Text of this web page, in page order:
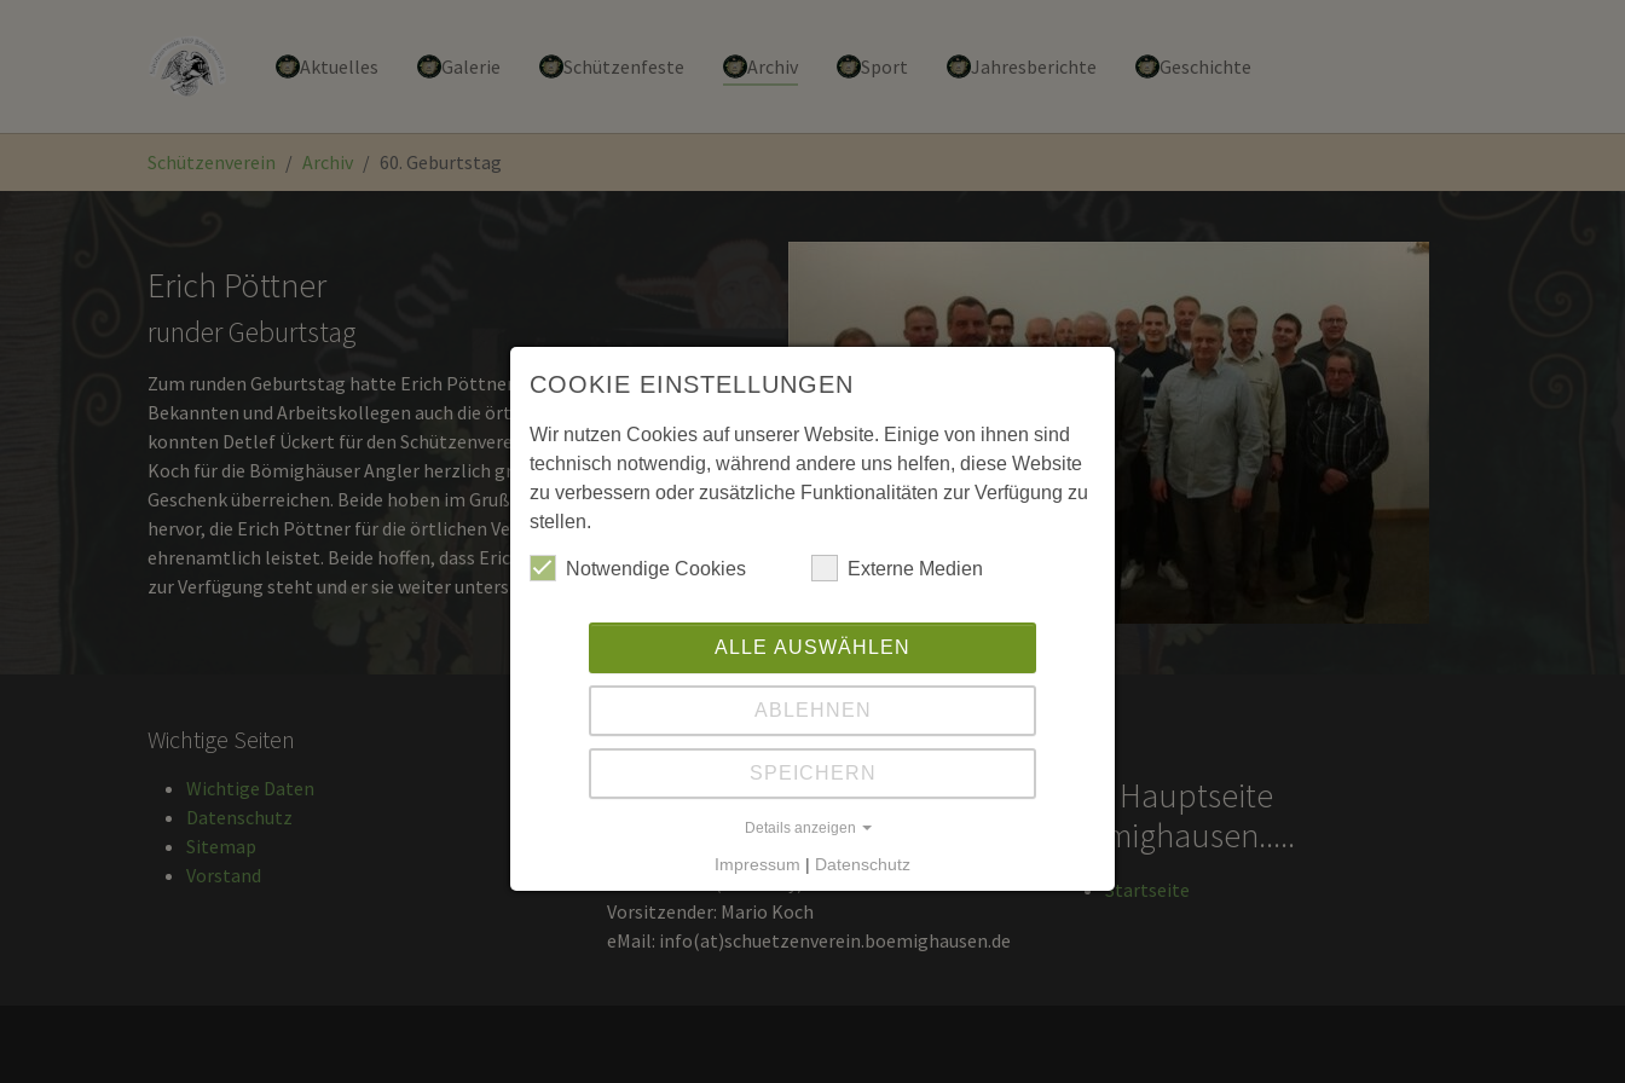
Aktuelles Galerie Schützenfeste Archiv Sport Jahresberichte Geschichte
Schützenverein Archiv 60. Geburtstag
Erich Pöttner
runder Geburtstag
Zum runden Geburtstag hatte Erich Pöttner neben Verwandschaft,
Bekannten und Arbeitskollegen auch die örtlichen Vereine eingeladen. So
konnten Detlef Ückert für den Schützenverein 1919 Bömighausen und Mario
Koch für die Bömighäuser Angler herzlich gratulieren und ein kleines
Geschenk überreichen. Beide hoben im Grußwort die vielen Aktivitäten
hervor, die Erich Pöttner für die örtlichen Vereine in Bömighausen
ehrenamtlich leistet. Beide hoffen, dass Erich den Vereinen auch in Zukunft
zur Verfügung steht und er sie weiter unterstützt. /Ück.
Wichtige Seiten
Wichtige Daten
Datenschutz
Sitemap
Vorstand
Anschrift
Schützenverein 1919 Bömighausen e.V.
D-34508 Willingen/ Bömighausen
Vorsitzender: Mario Koch
eMail: info(at)schuetzenverein.boemighausen.de
Zur Hauptseite
Bömighausen.....
Startseite
COOKIE EINSTELLUNGEN
Wir nutzen Cookies auf unserer Website. Einige von ihnen sind
technisch notwendig, während andere uns helfen, diese Website
zu verbessern oder zusätzliche Funktionalitäten zur Verfügung zu
stellen.
Notwendige Cookies Externe Medien
ALLE AUSWÄHLEN
ABLEHNEN
SPEICHERN
Details anzeigen
Impressum | Datenschutz